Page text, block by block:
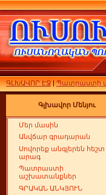
ԳԼԽԱՎՈՐ ԷՋ|Պատրաստի
Գլխավոր Մենյու
Մեր մասին
Անվճար գրադարան
Սովորեք անգլերեն հեշտ
արագ
Պատրաստի
աշխատանքներ
ԳՐԱԿԱՆ ԱՆԿՅՈՒՆ